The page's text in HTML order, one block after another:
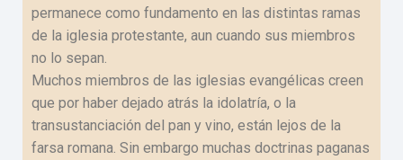
permanece como fundamento en las distintas ramas
de la iglesia protestante, aun cuando sus miembros
no lo sepan.
Muchos miembros de las iglesias evangélicas creen
que por haber dejado atrás la idolatría, o la
transustanciación del pan y vino, están lejos de la
farsa romana. Sin embargo muchas doctrinas paganas